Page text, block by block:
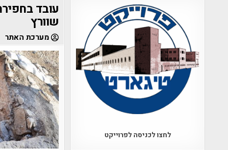
עובד
שוורץ
מערכת האתר
לחצו לכניסה לפרוייקט